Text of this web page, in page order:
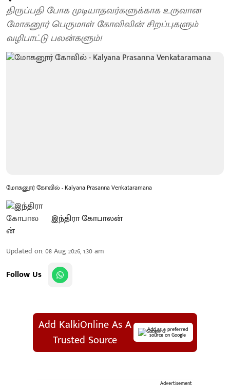
திருப்பதி போக முடியாதவர்களுக்காக உருவான
மோகனூர் பெருமாள் கோவிலின் சிறப்புகளும்
வழிபாட்டு பலன்களும்!
மோகனூர் கோவில் - Kalyana Prasanna Venkataramana
இந்திரா கோபாலன்
Updated on:08 Aug 2026, 1:30 am
Follow Us
Add KalkiOnline As A
Trusted Source
Add as a preferred
source on Google
Advertisement